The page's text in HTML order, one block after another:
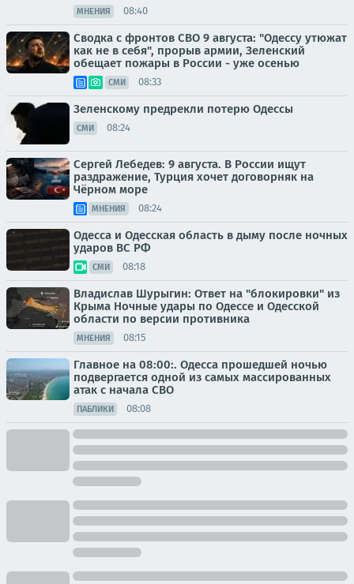
МНЕНИЯ 08:40
Сводка с фронтов СВО 9 августа: "Одессу утюжат
как не в себя", прорыв армии, Зеленский
обещает пожары в России - уже осенью
СМИ 08:33
Зеленскому предрекли потерю Одессы
СМИ 08:24
Сергей Лебедев: 9 августа. В России ищут
раздражение, Турция хочет договорняк на
Чёрном море
МНЕНИЯ 08:24
Одесса и Одесская область в дыму после ночных
ударов ВС РФ
СМИ 08:18
Владислав Шурыгин: Ответ на "блокировки" из
Крыма Ночные удары по Одессе и Одесской
области по версии противника
МНЕНИЯ 08:15
Главное на 08:00:. Одесса прошедшей ночью
подвергается одной из самых массированных
атак с начала СВО
ПАБЛИКИ 08:08